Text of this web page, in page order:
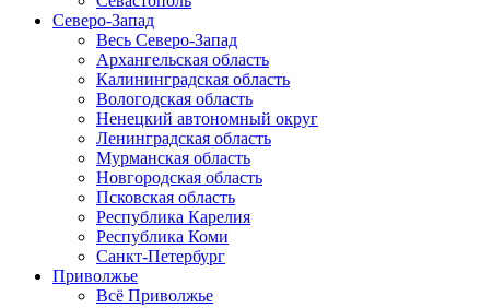
Северо-Запад
Весь Северо-Запад
Архангельская область
Калининградская область
Вологодская область
Ненецкий автономный округ
Ленинградская область
Мурманская область
Новгородская область
Псковская область
Республика Карелия
Республика Коми
Санкт-Петербург
Приволжье
Всё Приволжье